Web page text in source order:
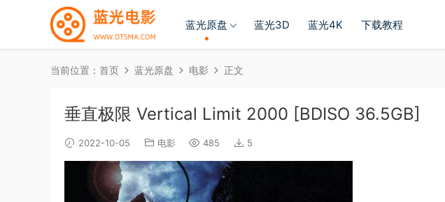
蓝光原盘 蓝光3D 蓝光4K 下载教程
当前位置： 首页 蓝光原盘 电影 正文
垂直极限 Vertical Limit 2000 [BDISO 36.5GB]
2022-10-05 电影 485 5